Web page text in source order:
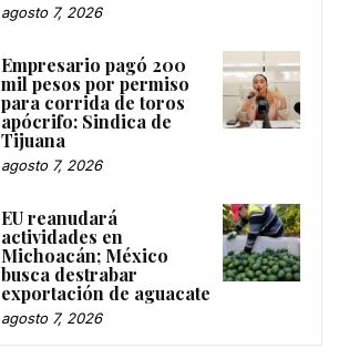
agosto 7, 2026
Empresario pagó 200
mil pesos por permiso
para corrida de toros
apócrifo: Sindica de
Tijuana
agosto 7, 2026
EU reanudará
actividades en
Michoacán; México
busca destrabar
exportación de aguacate
agosto 7, 2026